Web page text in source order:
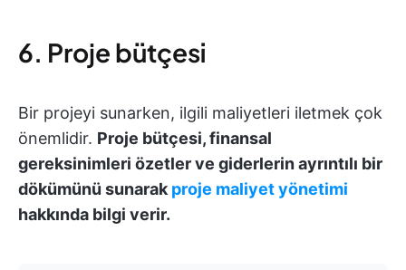
6. Proje bütçesi
Bir projeyi sunarken, ilgili maliyetleri iletmek çok
önemlidir. Proje bütçesi, finansal
gereksinimleri özetler ve giderlerin ayrıntılı bir
dökümünü sunarak proje maliyet yönetimi
hakkında bilgi verir.